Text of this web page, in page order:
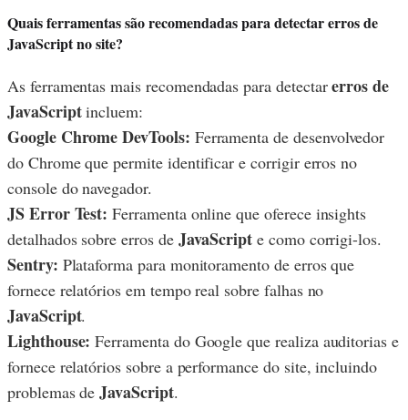
Quais ferramentas são recomendadas para detectar erros de
JavaScript no site?
As ferramentas mais recomendadas para detectarerros de
JavaScriptincluem:
Google Chrome DevTools: Ferramenta de desenvolvedor
do Chrome que permite identificar e corrigir erros no
console do navegador.
JS Error Test: Ferramenta online que oferece insights
detalhados sobre erros de JavaScript e como corrigi-los.
Sentry: Plataforma para monitoramento de erros que
fornece relatórios em tempo real sobre falhas no
JavaScript.
Lighthouse: Ferramenta do Google que realiza auditorias e
fornece relatórios sobre a performance do site, incluindo
problemas deJavaScript.